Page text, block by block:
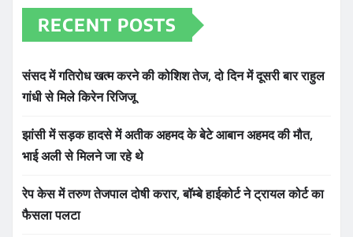
RECENT POSTS
संसद में गतिरोध खत्म करने की कोशिश तेज, दो दिन में दूसरी बार राहुल
गांधी से मिले किरेन रिजिजू
झांसी में सड़क हादसे में अतीक अहमद के बेटे आबान अहमद की मौत,
भाई अली से मिलने जा रहे थे
रेप केस में तरुण तेजपाल दोषी करार, बॉम्बे हाईकोर्ट ने ट्रायल कोर्ट का
फैसला पलटा